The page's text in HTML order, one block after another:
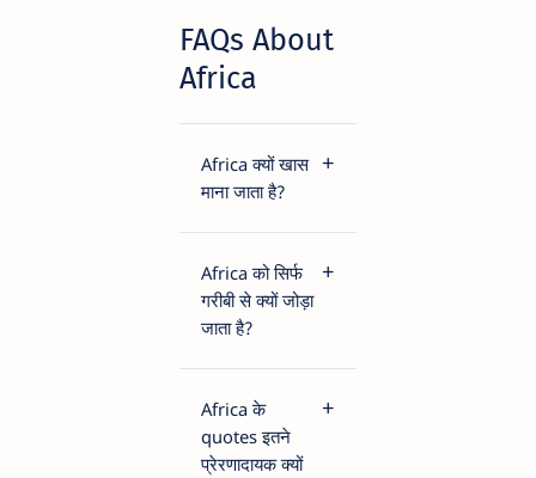
FAQs About
Africa
Africa क्यों खास
माना जाता है?
Africa को सिर्फ
गरीबी से क्यों जोड़ा
जाता है?
Africa के
quotes इतने
प्रेरणादायक क्यों